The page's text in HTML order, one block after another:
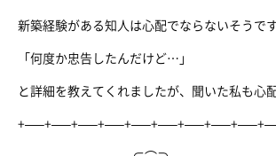
新築経験がある知人は心配でならないそうです
「何度か忠告したんだけど…」
と詳細を教えてくれましたが、聞いた私も心